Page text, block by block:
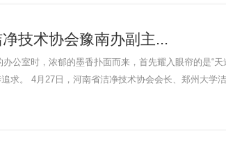
技术协会豫南办副主...
公室时，浓郁的墨香扑面而来，首先耀入眼帘的是“天
术设计研究
欣教授......